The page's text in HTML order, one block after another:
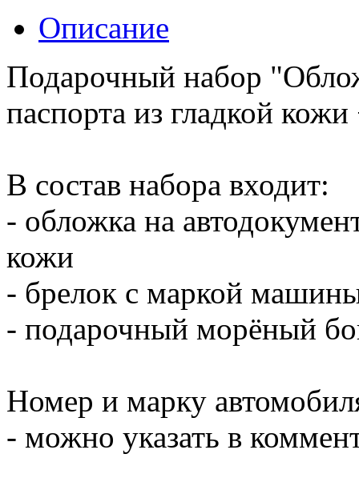
Описание
Подарочный набор
паспорта из гладкой
В состав набора входит:
- обложка на
кожи
- брелок с маркой
- подарочный морёный
Номер и марку
- можно указать в